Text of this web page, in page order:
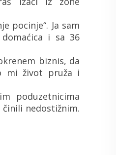
pocinje“. Ja sam
i sa 36
biznis, da
mi život pruža i
poduzetnicima
činili nedostižnim.